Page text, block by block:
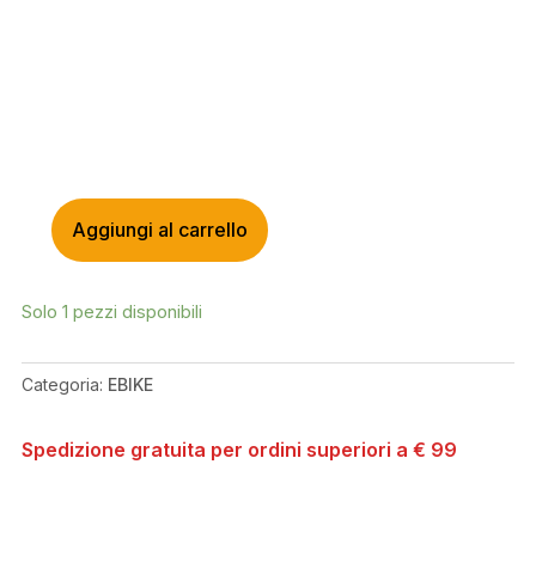
ORBEA
CUSTOM
TG
Aggiungi al carrello
Solo 1 pezzi disponibili
Categoria: EBIKE
Spedizione gratuita per ordini superiori a € 99